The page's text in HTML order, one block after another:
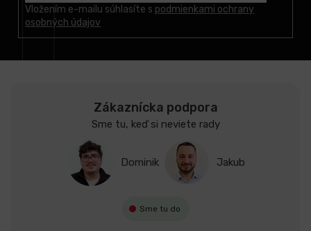
Vložením e-mailu súhlasíte s podmienkami ochrany
osobných údajov
Zákaznícka podpora
Sme tu, keď si neviete rady
Dominik Jakub
Sme tu do